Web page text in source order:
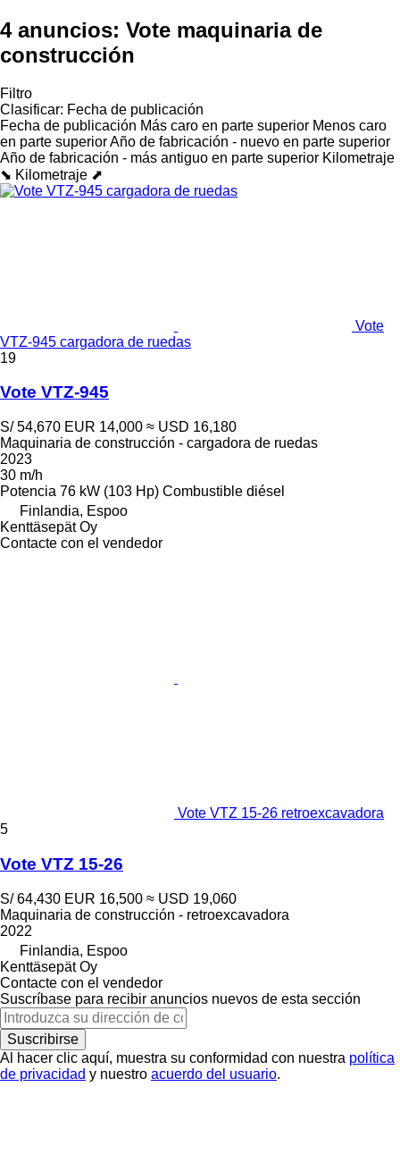
4 anuncios: Vote maquinaria de
construcción
Filtro
Clasificar: Fecha de publicación
Fecha de publicación Más caro en parte superior Menos caro
en parte superiorAño de fabricación - nuevo en parte superior
Año de fabricación - más antiguo en parte superior Kilometraje
⬊ Kilometraje ⬈
Vote
VTZ-945 cargadora de ruedas
19
Vote VTZ-945
S/ 54,670 EUR 14,000 ≈ USD 16,180
Maquinaria de construcción - cargadora de ruedas
2023
30 m/h
Potencia 76 kW (103 Hp) Combustible diésel
Finlandia, Espoo
Kenttäsepät Oy
Contacte con el vendedor
Vote VTZ 15-26 retroexcavadora
5
Vote VTZ 15-26
S/ 64,430 EUR 16,500 ≈ USD 19,060
Maquinaria de construcción - retroexcavadora
2022
Finlandia, Espoo
Kenttäsepät Oy
Contacte con el vendedor
Suscríbase para recibir anuncios nuevos de esta sección
Suscribirse
Al hacer clic aquí, muestra su conformidad con nuestra política
de privacidad y nuestro acuerdo del usuario.